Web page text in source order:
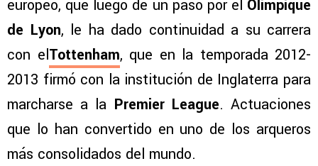
europeo, que luego de un paso por el Olimpique
de Lyon, le ha dado continuidad a su carrera
con elTottenham, que en la temporada 2012-
2013 firmó con la institución de Inglaterra para
marcharse a la Premier League. Actuaciones
que lo han convertido en uno de los arqueros
más consolidados del mundo.